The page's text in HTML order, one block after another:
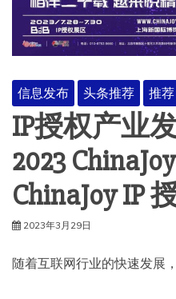
信息发布 头条推荐 推荐
IP授权产业
2023
ChinaJoy IP
2023年3月29日
随着互联网行业的快速发展